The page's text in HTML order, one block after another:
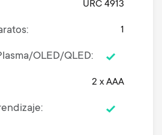
URC 4913
1
OLED/QLED
2 x AAA